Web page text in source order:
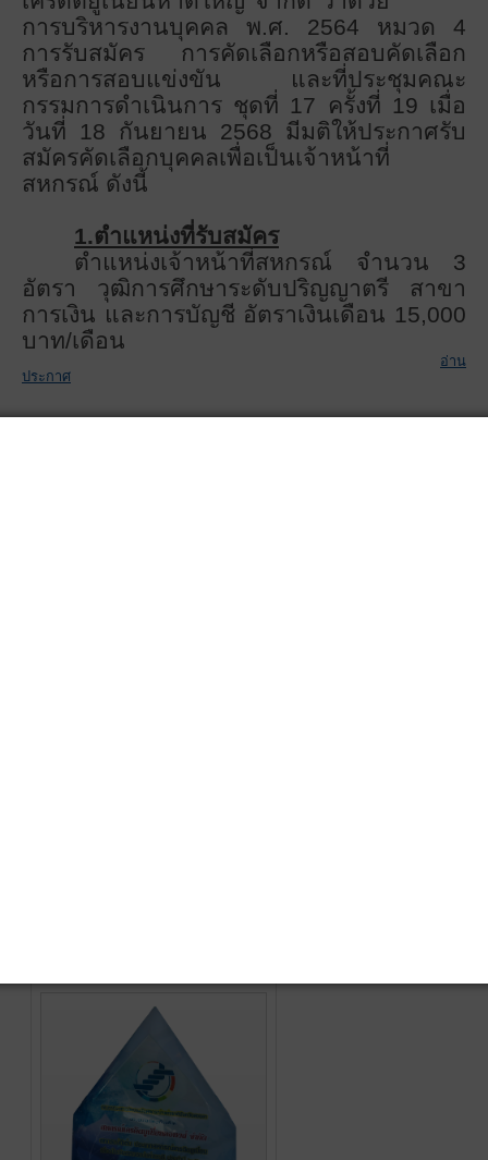
การบริหารงานบุคคล พ.ศ. 2564 หมวด 4
การรับสมัคร การคัดเลือกหรือสอบคัดเลือก
หรือการสอบแข่งขัน และที่ประชุมคณะ
กรรมการดำเนินการ ชุดที่ 17 ครั้งที่ 19 เมื่อ
วันที่ 18 กันยายน 2568 มีมติให้ประกาศรับ
สมัครคัดเลือกบุคคลเพื่อเป็นเจ้าหน้าที่
สหกรณ์ ดังนี้
1.ตำแหน่งที่รับสมัคร
ตำแหน่งเจ้าหน้าที่สหกรณ์ จำนวน 3
อัตรา วุฒิการศึกษาระดับปริญญาตรี สาขา
การเงิน และการบัญชี อัตราเงินเดือน 15,000
บาท/เดือน
อ่าน
ประกาศ